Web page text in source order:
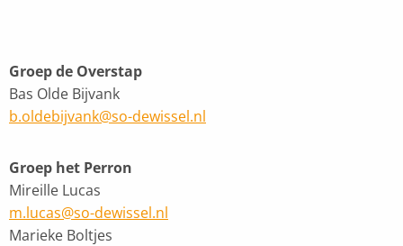
Groep de Overstap
Bas Olde Bijvank
b.oldebijvank@so-dewissel.nl
Groep het Perron
Mireille Lucas
m.lucas@so-dewissel.nl
Marieke Boltjes